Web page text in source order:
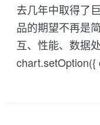
去几年中取得了
品的期望不再是
互、性能、数据
chart.setOption({